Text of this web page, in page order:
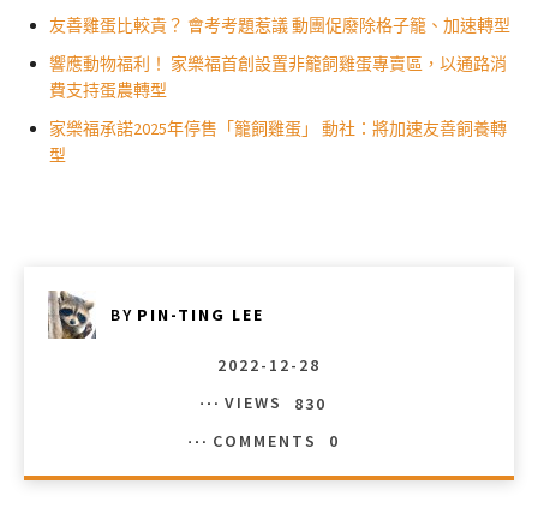
友善雞蛋比較貴？ 會考考題惹議 動團促廢除格子籠、加速轉型
響應動物福利！ 家樂福首創設置非籠飼雞蛋專賣區，以通路消
費支持蛋農轉型
家樂福承諾2025年停售「籠飼雞蛋」 動社：將加速友善飼養轉
型
BY PIN-TING LEE
2022-12-28
VIEWS
830
COMMENTS
0